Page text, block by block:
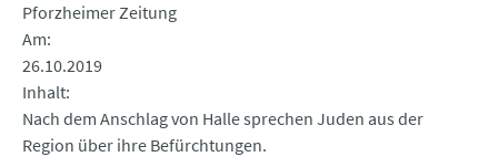
Pforzheimer Zeitung
Am
26.10.2019
Inhalt
Nach dem Anschlag von Halle sprechen Juden aus der
Region über ihre Befürchtungen.